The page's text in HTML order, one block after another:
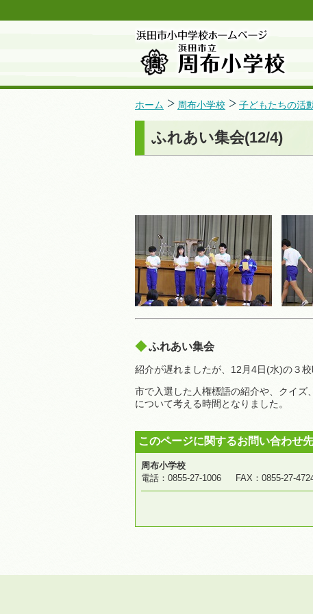
ホーム 周布小学校 子どもたちの活
ふれあい集会(12/4)
ふれあい集会
紹介が遅れましたが、12月4日(水)の３
市で入選した人権標語の紹介や、クイズ
について考える時間となりました。
このページに関するお問い合わせ先
周布小学校
電話：0855-27-1006 FAX：0855-27-